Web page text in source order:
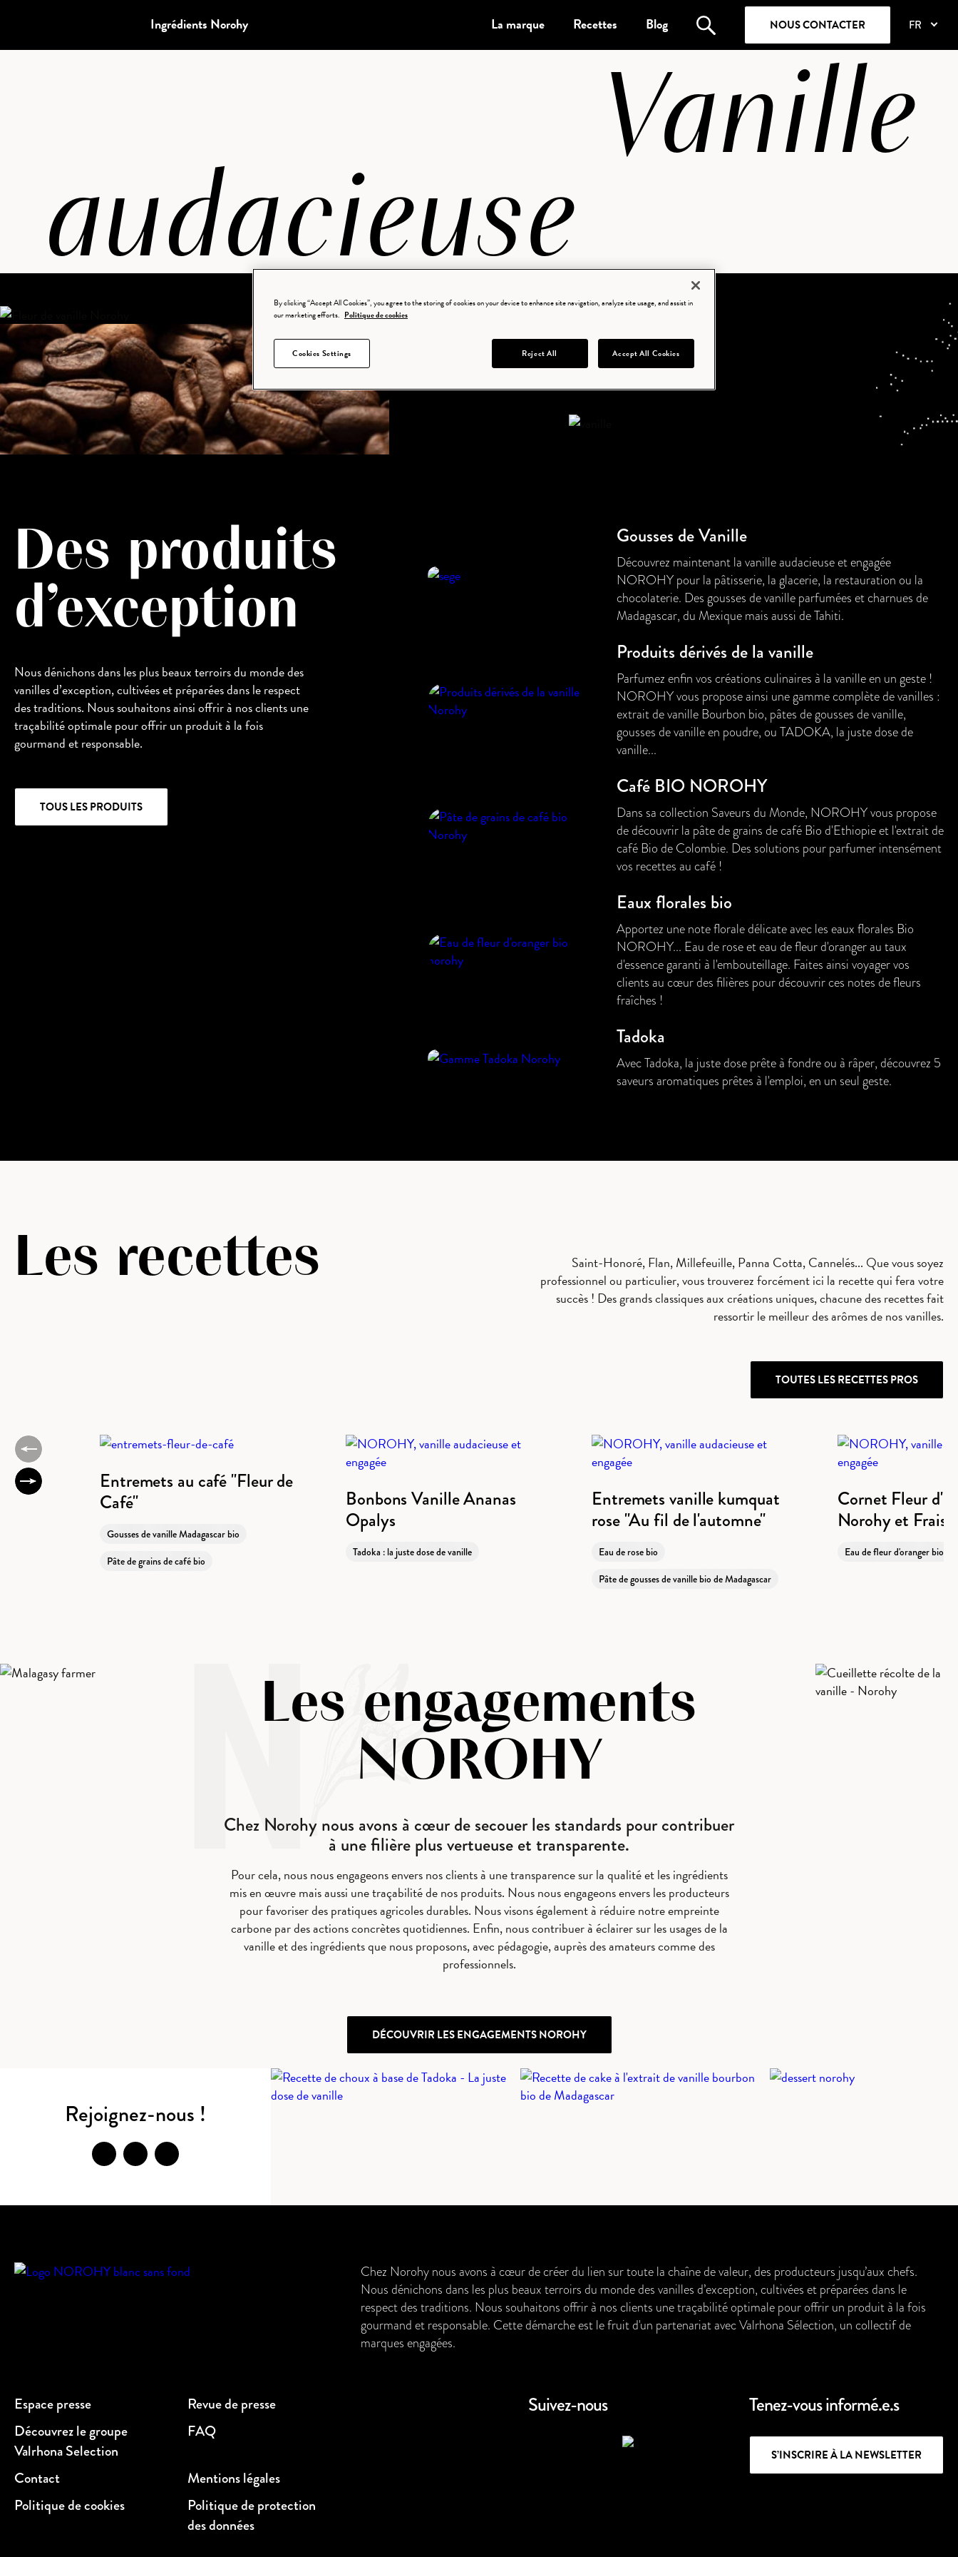
Ingrédients Norohy La marque Recettes Blog NOUS CONTACTER FR
Vanille
audacieuse
et engagée
Des produits
d’exception
Nous dénichons dans les plus beaux terroirs du monde des
vanilles d’exception, cultivées et préparées dans le respect
des traditions. Nous souhaitons ainsi offrir à nos clients une
traçabilité optimale pour offrir un produit à la fois
gourmand et responsable.
TOUS LES PRODUITS
Gousses de Vanille
Découvrez maintenant la vanille audacieuse et engagée
NOROHY pour la pâtisserie, la glacerie, la restauration ou la
chocolaterie. Des gousses de vanille parfumées et charnues de
Madagascar, du Mexique mais aussi de Tahiti.
Produits dérivés de la vanille
Parfumez enfin vos créations culinaires à la vanille en un geste !
NOROHY vous propose ainsi une gamme complète de vanilles :
extrait de vanille Bourbon bio, pâtes de gousses de vanille,
gousses de vanille en poudre, ou TADOKA, la juste dose de
vanille...
Café BIO NOROHY
Dans sa collection Saveurs du Monde, NOROHY vous propose
de découvrir la pâte de grains de café Bio d'Ethiopie et l'extrait de
café Bio de Colombie. Des solutions pour parfumer intensément
vos recettes au café !
Eaux florales bio
Apportez une note florale délicate avec les eaux florales Bio
NOROHY... Eau de rose et eau de fleur d'oranger au taux
d'essence garanti à l'embouteillage. Faites ainsi voyager vos
clients au cœur des filières pour découvrir ces notes de fleurs
fraîches !
Tadoka
Avec Tadoka, la juste dose prête à fondre ou à râper, découvrez 5
saveurs aromatiques prêtes à l'emploi, en un seul geste.
Les recettes
Saint-Honoré, Flan, Millefeuille, Panna Cotta, Cannelés... Que vous soyez
professionnel ou particulier, vous trouverez forcément ici la recette qui fera votre
succès ! Des grands classiques aux créations uniques, chacune des recettes fait
ressortir le meilleur des arômes de nos vanilles.
TOUTES LES RECETTES PROS
Entremets au café "Fleur de
Café"
Gousses de vanille Madagascar bio
Pâte de grains de café bio
Bonbons Vanille Ananas
Opalys
Tadoka : la juste dose de vanille
Entremets vanille kumquat
rose "Au fil de l'automne"
Eau de rose bio
Pâte de gousses de vanille bio de Madagascar
Cornet Fleur
Norohy et Fraise
Eau de fleur d'oranger
Les engagements
NOROHY
Chez Norohy nous avons à cœur de secouer les standards pour contribuer
à une filière plus vertueuse et transparente.
Pour cela, nous nous engageons envers nos clients à une transparence sur la qualité et les ingrédients
mis en œuvre mais aussi une traçabilité de nos produits. Nous nous engageons envers les producteurs
pour favoriser des pratiques agricoles durables. Nous visons également à réduire notre empreinte
carbone par des actions concrètes quotidiennes. Enfin, nous contribuer à éclairer sur les usages de la
vanille et des ingrédients que nous proposons, avec pédagogie, auprès des amateurs comme des
professionnels.
DÉCOUVRIR LES ENGAGEMENTS NOROHY
Rejoignez-nous !
Chez Norohy nous avons à cœur de créer du lien sur toute la chaîne de valeur, des producteurs jusqu’aux chefs.
Nous dénichons dans les plus beaux terroirs du monde des vanilles d’exception, cultivées et préparées dans le
respect des traditions. Nous souhaitons offrir à nos clients une traçabilité optimale pour offrir un produit à la fois
gourmand et responsable. Cette démarche est le fruit d'un partenariat avec Valrhona Sélection, un collectif de
marques engagées.
Espace presse
Revue de presse
Découvrez le groupe
Valrhona Selection
FAQ
Contact
Mentions légales
Politique de cookies
Politique de protection
des données
Suivez-nous Tenez-vous informé.e.s
S’INSCRIRE À LA NEWSLETTER
By clicking “Accept All Cookies”, you agree to the storing of cookies on your device to enhance site navigation, analyze site usage, and assist in
our marketing efforts. Politique de cookies
Cookies Settings Reject All Accept All Cookies